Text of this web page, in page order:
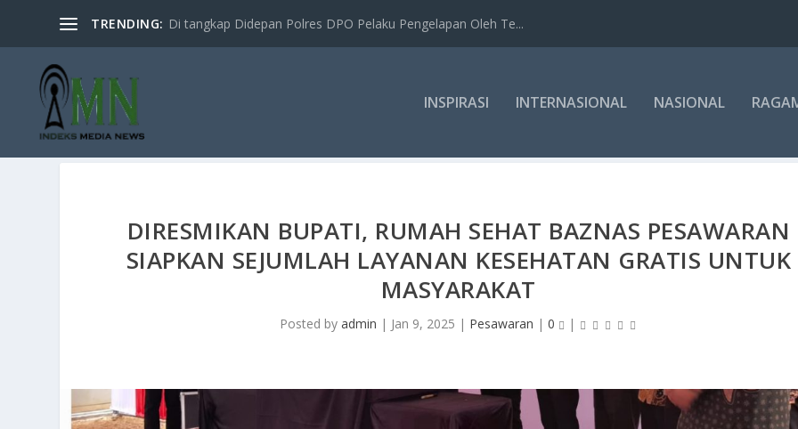
TRENDING: Di tangkap Didepan Polres DPO Pelaku Pengelapan Oleh Te...
INSPIRASI INTERNASIONAL NASIONAL
DIRESMIKAN BUPATI, RUMAH SEHAT BAZNAS PESAWARAN
SIAPKAN SEJUMLAH LAYANAN KESEHATAN GRATIS UNTUK
MASYARAKAT
Posted by admin | Jan 9, 2025 | Pesawaran | 0 |